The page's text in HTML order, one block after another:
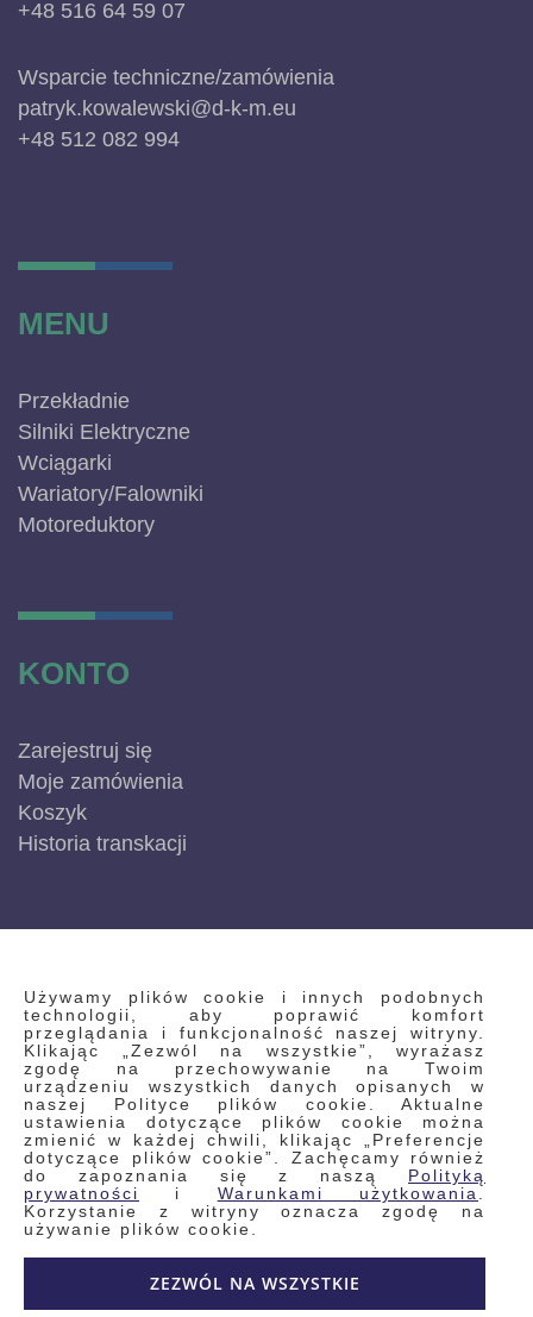
Używamy plików cookie i innych podobnych
technologii, aby poprawić komfort
przeglądania i funkcjonalność naszej witryny.
Klikając „Zezwól na wszystkie”, wyrażasz
zgodę na przechowywanie na Twoim
urządzeniu wszystkich danych opisanych w
naszej Polityce plików cookie. Aktualne
ustawienia dotyczące plików cookie można
zmienić w każdej chwili, klikając „Preferencje
dotyczące plików cookie”. Zachęcamy również
do zapoznania się z naszą Polityką
prywatności
i Warunkami użytkowania
Korzystanie z witryny oznacza zgodę na
używanie plików cookie.
ZEZWÓL NA WSZYSTKIE
+48 516 64 59 07
Wsparcie techniczne/zamówienia
patryk.kowalewski@d-k-m.eu
+48 512 082 994
MENU
Przekładnie
Silniki Elektryczne
Wciągarki
Wariatory/Falowniki
Motoreduktory
KONTO
Zarejestruj się
Moje zamówienia
Koszyk
Historia transkacji
INFORMACJE
Regulamin
Polityka prywatności i pliki cookie
Wyszukiwane frazy
Wyszukiwanie zaawansowane
Zamówienia
Skontaktuj się z nami
Odstąp od umowy